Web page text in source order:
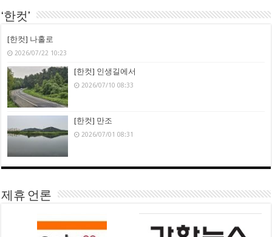
‘한컷’
[한컷] 나홀로
2026/07/22 10:23
[한컷] 인생길에서
2026/07/10 08:33
[한컷] 만조
2026/07/01 08:31
제휴 언론